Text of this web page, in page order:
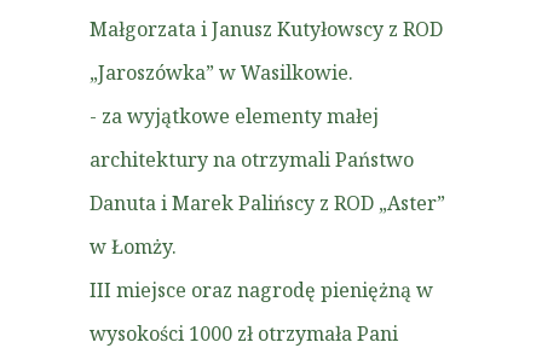
Małgorzata i Janusz Kutyłowscy z ROD
„Jaroszówka” w Wasilkowie.
- za wyjątkowe elementy małej
architektury na otrzymali Państwo
Danuta i Marek Palińscy z ROD „Aster”
w Łomży.
III miejsce oraz nagrodę pieniężną w
wysokości 1000 zł otrzymała Pani